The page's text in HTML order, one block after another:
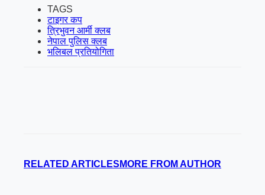
TAGS
टाइगर कप
त्रिभुवन आर्मी क्लब
नेपाल पुलिस क्लब
भलिबल प्रतियोगिता
RELATED ARTICLES MORE FROM AUTHOR